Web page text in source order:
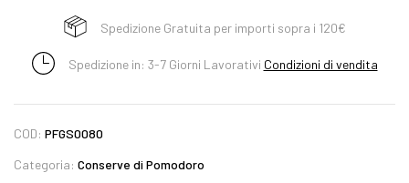
Spedizione Gratuita per importi sopra i 120€
Spedizione in: 3-7 Giorni Lavorativi Condizioni di vendita
COD: PFGS0080
Categoria: Conserve di Pomodoro